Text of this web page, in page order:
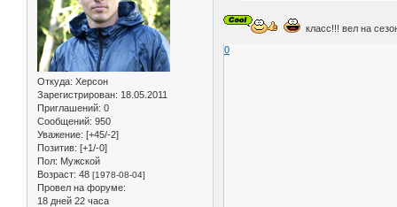
Откуда: Херсон
Зарегистрирован: 18.05.2011
Приглашений: 0
Сообщений: 950
Уважение: [+45/-2]
Позитив: [+1/-0]
Пол: Мужской
Возраст: 48 [1978-08-04]
Провел на форуме:
18 дней 22 часа
класс!!! вел на
0